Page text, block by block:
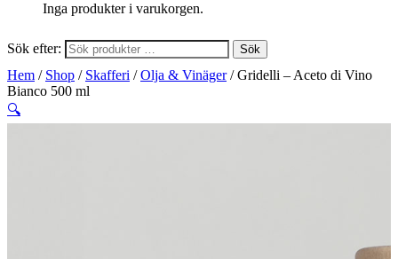
Inga produkter i varukorgen.
Sök efter: Sök
Hem / Shop / Skafferi /Olja & Vinäger/ Gridelli – Aceto di Vino
Bianco 500 ml
🔍